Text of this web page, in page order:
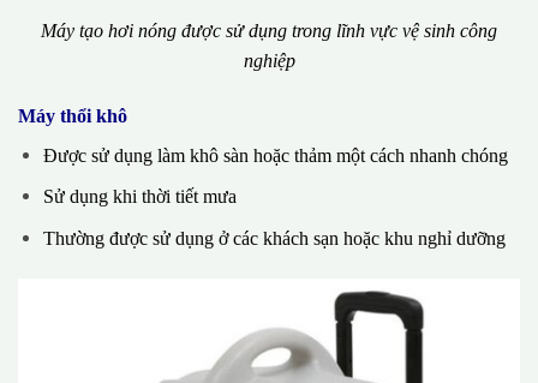
Máy tạo hơi nóng được sử dụng trong lĩnh vực vệ sinh công
nghiệp
Máy thổi khô
Được sử dụng làm khô sàn hoặc thảm một cách nhanh chóng
Sử dụng khi thời tiết mưa
Thường được sử dụng ở các khách sạn hoặc khu nghỉ dưỡng